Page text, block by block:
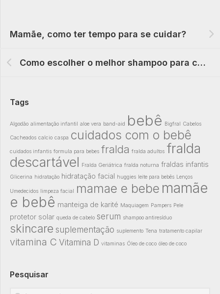
Mamãe, como ter tempo para se cuidar?
Como escolher o melhor shampoo para cabelos oleosos?
Tags
Algodão alimentação infantil aloe vera band-aid bebê Bigfral Cabelos
Cacheados calcio caspa cuidados com o bebê
cuidados infantis formula para bebes fralda fralda adultos fralda
descartável
Fralda Geriátrica fralda noturna fraldas infantis
Glicerina hidratação hidratação facial huggies leite para bebês Lenços
Umedecidos limpeza facial mamae e bebe mamãe
e bebê manteiga de karité Maquiagem Pampers Pele
protetor solar queda de cabelo serum shampoo antiresíduo
skincare suplementação suplemento Tena tratamento capilar
vitamina C Vitamina D vitaminas Óleo de coco óleo de coco
Pesquisar